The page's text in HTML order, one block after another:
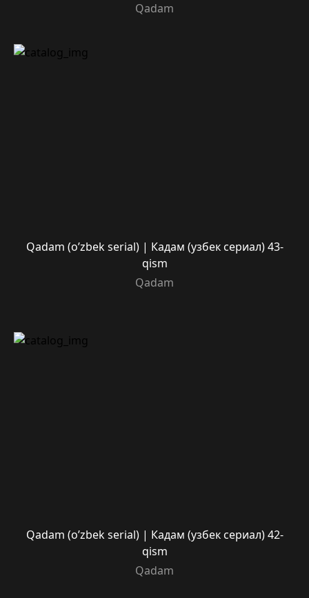
Qadam
Qadam (o’zbek serial) | Кадам (узбек сериал) 43-
qism
Qadam
Qadam (o’zbek serial) | Кадам (узбек сериал) 42-
qism
Qadam